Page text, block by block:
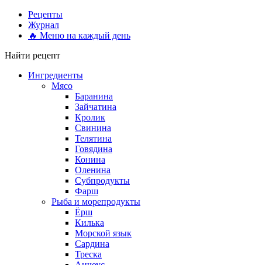
Рецепты
Журнал
🔥 Меню на каждый день
Найти рецепт
Ингредиенты
Мясо
Баранина
Зайчатина
Кролик
Свинина
Телятина
Говядина
Конина
Оленина
Субпродукты
Фарш
Рыба и морепродукты
Ёрш
Килька
Морской язык
Сардина
Треска